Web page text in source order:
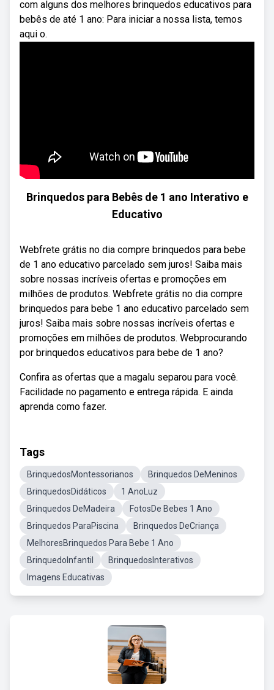
com alguns dos melhores brinquedos educativos para
bebês de até 1 ano: Para iniciar a nossa lista, temos
aqui o.
Brinquedos para Bebês de 1 ano Interativo e
Educativo
Webfrete grátis no dia compre brinquedos para bebe
de 1 ano educativo parcelado sem juros! Saiba mais
sobre nossas incríveis ofertas e promoções em
milhões de produtos. Webfrete grátis no dia compre
brinquedos para bebe 1 ano educativo parcelado sem
juros! Saiba mais sobre nossas incríveis ofertas e
promoções em milhões de produtos. Webprocurando
por brinquedos educativos para bebe de 1 ano?
Confira as ofertas que a magalu separou para você.
Facilidade no pagamento e entrega rápida. E ainda
aprenda como fazer.
Tags
BrinquedosMontessorianos
Brinquedos DeMeninos
BrinquedosDidáticos
1 AnoLuz
Brinquedos DeMadeira
FotosDe Bebes 1 Ano
Brinquedos ParaPiscina
Brinquedos DeCriança
MelhoresBrinquedos Para Bebe 1 Ano
BrinquedoInfantil
BrinquedosInterativos
Imagens Educativas